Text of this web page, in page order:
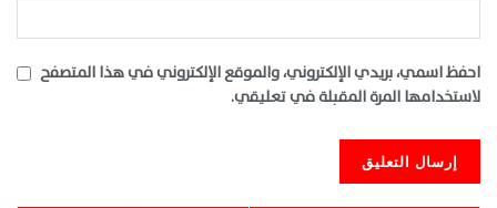
احفظ اسمي، بريدي الإلكتروني، والموقع الإلكتروني في هذا المتصفح
لاستخدامها المرة المقبلة في تعليقي.